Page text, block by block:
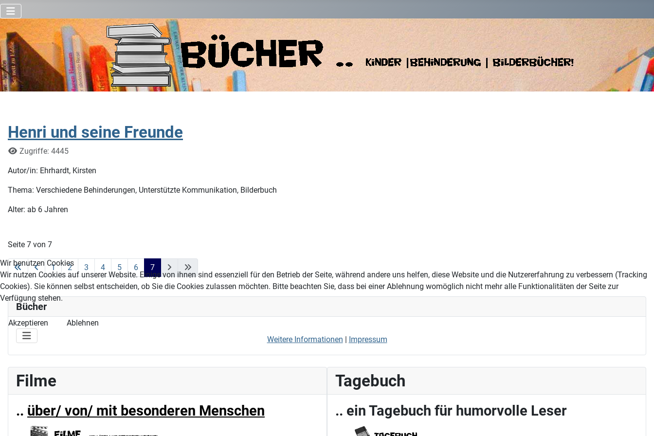
Henri und seine Freunde
DetailsZugriffe: 4445
Autor/in: Ehrhardt, Kirsten
Thema: Verschiedene Behinderungen, Unterstützte Kommunikation, Bilderbuch
Alter: ab 6 Jahren
Seite 7 von 7
1 2 3 4 5 6 7
Bücher
Filme
.. über/ von/ mit besonderen Menschen
Tagebuch
.. ein Tagebuch für humorvolle Leser
Wir benutzen Cookies
Wir nutzen Cookies auf unserer Website. Einige von ihnen sind essenziell für den Betrieb der Seite, während andere uns helfen, diese Website und die Nutzererfahrung zu verbessern (Tracking
Cookies). Sie können selbst entscheiden, ob Sie die Cookies zulassen möchten. Bitte beachten Sie, dass bei einer Ablehnung womöglich nicht mehr alle Funktionalitäten der Seite zur
Verfügung stehen.
Akzeptieren
Ablehnen
Weitere Informationen | Impressum